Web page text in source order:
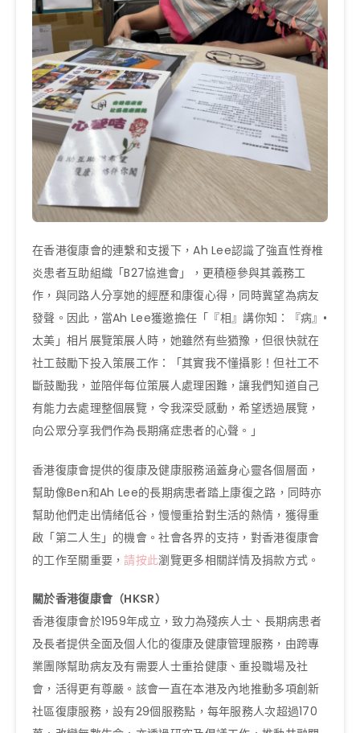
在香港復康會的連繫和支援下，Ah Lee認識了強直性脊椎
炎患者互助組織「B27協進會」，更積極參與其義務工
作，與同路人分享她的經歷和康復心得，同時冀望為病友
發聲。因此，當Ah Lee獲邀擔任「『相』講你知：『病』•
太美」相片展覽策展人時，她雖然有些猶豫，但很快就在
社工鼓勵下投入策展工作：「其實我不懂攝影！但社工不
斷鼓勵我，並陪伴每位策展人處理困難，讓我們知道自己
有能力去處理整個展覽，令我深受感動，希望透過展覽，
向公眾分享我們作為長期痛症患者的心聲。」
香港復康會提供的復康及健康服務涵蓋身心靈各個層面，
幫助像Ben和Ah Lee的長期病患者踏上康復之路，同時亦
幫助他們走出情緒低谷，慢慢重拾對生活的熱情，獲得重
啟「第二人生」的機會。社會各界的支持，對香港復康會
的工作至關重要，請按此瀏覽更多相關詳情及捐款方式。
關於香港復康會（HKSR）
香港復康會於1959年成立，致力為殘疾人士、長期病患者
及長者提供全面及個人化的復康及健康管理服務，由跨專
業團隊幫助病友及有需要人士重拾健康、重投職場及社
會，活得更有尊嚴。該會一直在本港及內地推動多項創新
社區復康服務，設有29個服務點，每年服務人次超過170